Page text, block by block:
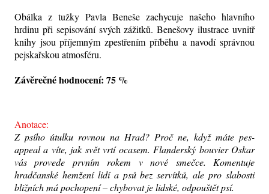
Obálka z tužky Pavla Beneše zachycuje našeho hlavního
hrdinu při sepisování svých zážitků. Benešovy ilustrace uvnitř
knihy jsou příjemným zpestřením příběhu a navodí správnou
pejskařskou atmosféru.
Závěrečné hodnocení: 75 %
Anotace:
Z psího útulku rovnou na Hrad? Proč ne, když máte pes-
appeal a víte, jak svět vrtí ocasem. Flanderský bouvier Oskar
vás provede prvním rokem v nové smečce. Komentuje
hradčanské hemžení lidí a psů bez servítků, ale pro slabosti
bližních má pochopení – chybovat je lidské, odpouštět psí.